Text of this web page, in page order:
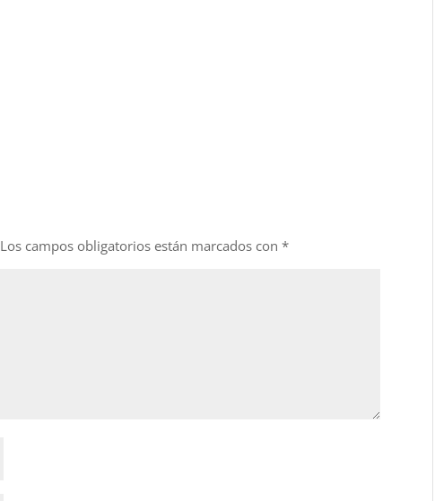
Los campos obligatorios están marcados con*